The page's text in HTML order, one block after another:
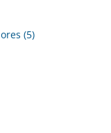
(5)